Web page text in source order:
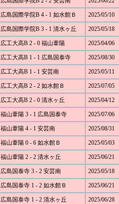
広島国際学院B 4 - 1 如水館Ｂ 2025/05/10
広島国際学院B 3 - 1 清水ヶ丘 2025/05/18
広工大高B 2 - 0 福山葦陽 2025/04/06
広工大高B 1 - 1 広島国泰寺 2025/08/30
広工大高B 1 - 1 安芸南 2025/05/11
広工大高B 2 - 2 如水館Ｂ 2025/07/05
広工大高B 2 - 0 清水ヶ丘 2025/04/12
福山葦陽 3 - 1 広島国泰寺 2025/07/06
福山葦陽 4 - 1 安芸南 2025/08/31
福山葦陽 0 - 6 如水館Ｂ 2025/05/03
福山葦陽 2 - 2 清水ヶ丘 2025/06/21
広島国泰寺 3 - 2 安芸南 2025/05/18
広島国泰寺 1 - 2 如水館Ｂ 2025/06/21
広島国泰寺 1 - 2 清水ヶ丘 2025/06/28